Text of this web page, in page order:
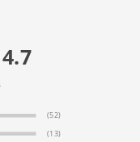
4.7
(52)
(13)